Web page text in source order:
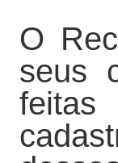
O
seus